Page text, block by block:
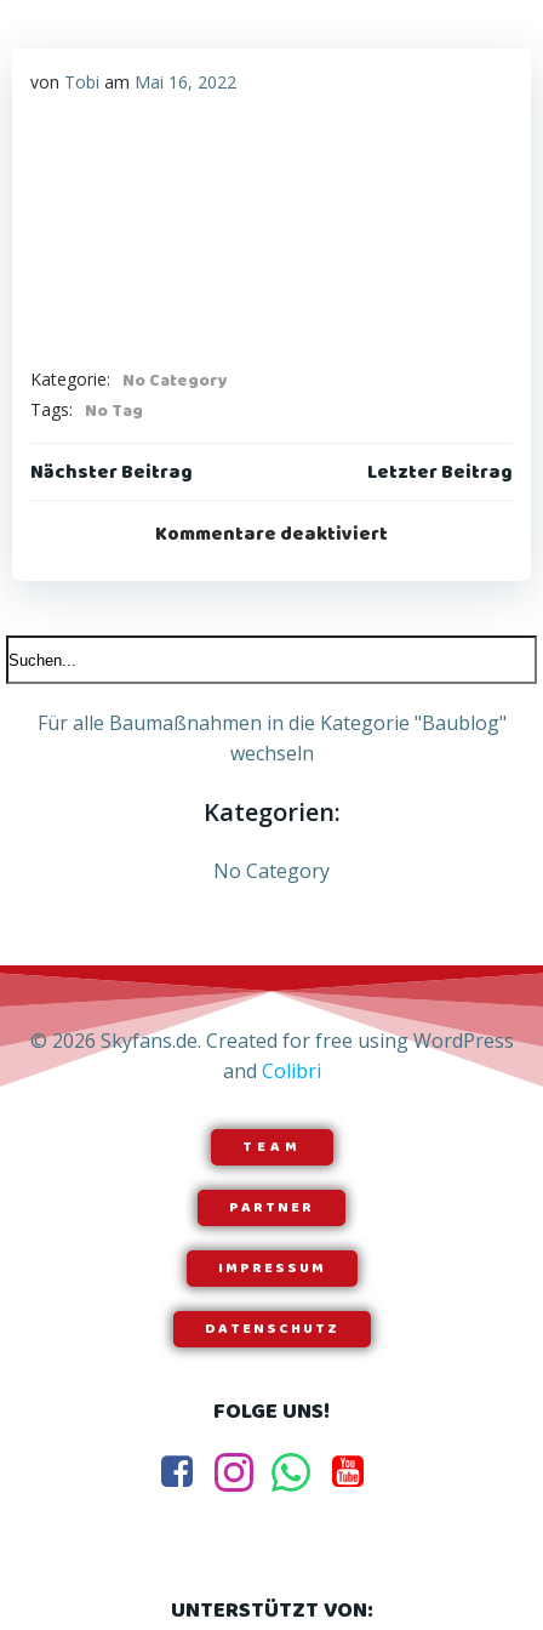
von Tobi am Mai 16, 2022
Kategorie: No Category
Tags: No Tag
Post
navigation
Nächster Beitrag
navigation
Letzter Beitrag
Kommentare deaktiviert
Für alle Baumaßnahmen in die Kategorie "Baublog"
wechseln
Kategorien:
No Category
© 2026 Skyfans.de. Created for free using WordPress
and Colibri
TEAM
PARTNER
IMPRESSUM
DATENSCHUTZ
FOLGE UNS!
UNTERSTÜTZT VON: